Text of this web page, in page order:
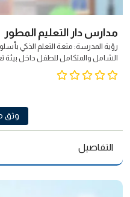
مدارس دار التعليم المطور
للطفل تدمج تطبيقات التقنية الذكية
وثق
التفاصيل